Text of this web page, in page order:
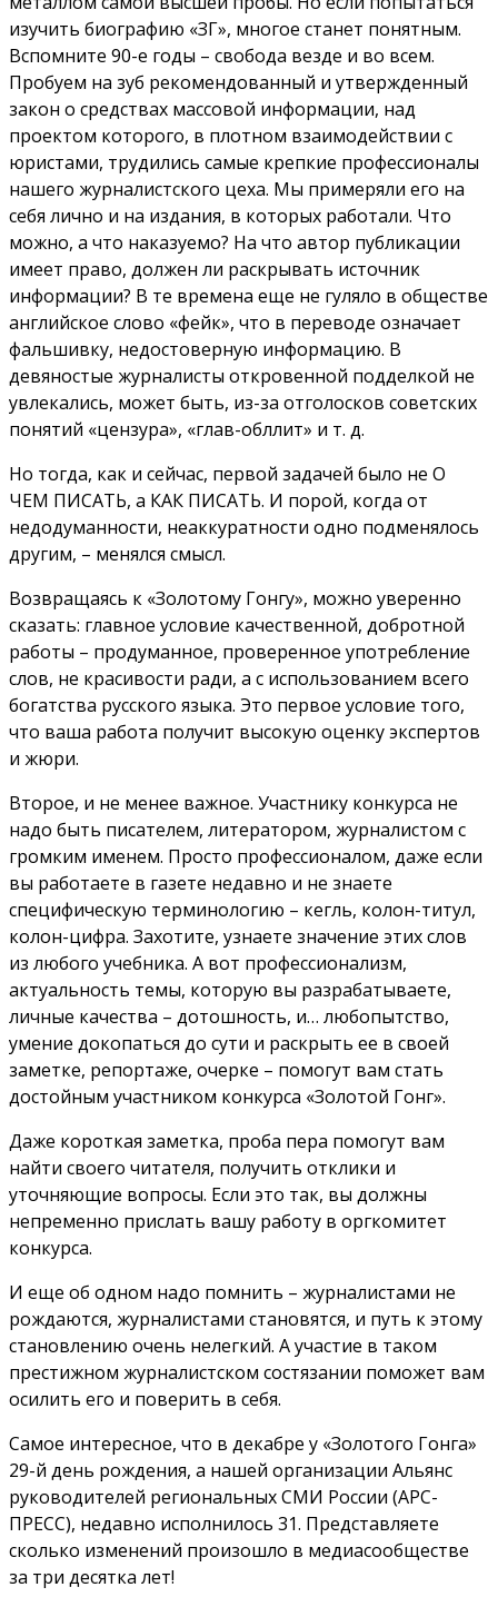
изучить биографию «ЗГ», многое станет понятным.
Вспомните 90-е годы – свобода везде и во всем.
Пробуем на зуб рекомендованный и утвержденный
закон о средствах массовой информации, над
проектом которого, в плотном взаимодействии с
юристами, трудились самые крепкие профессионалы
нашего журналистского цеха. Мы примеряли его на
себя лично и на издания, в которых работали. Что
можно, а что наказуемо? На что автор публикации
имеет право, должен ли раскрывать источник
информации? В те времена еще не гуляло в обществе
английское слово «фейк», что в переводе означает
фальшивку, недостоверную информацию. В
девяностые журналисты откровенной подделкой не
увлекались, может быть, из-за отголосков советских
понятий «цензура», «глав-обллит» и т. д.
Но тогда, как и сейчас, первой задачей было не О
ЧЕМ ПИСАТЬ, а КАК ПИСАТЬ. И порой, когда от
недодуманности, неаккуратности одно подменялось
другим, – менялся смысл.
Возвращаясь к «Золотому Гонгу», можно уверенно
сказать: главное условие качественной, добротной
работы – продуманное, проверенное употребление
слов, не красивости ради, а с использованием всего
богатства русского языка. Это первое условие того,
что ваша работа получит высокую оценку экспертов
и жюри.
Второе, и не менее важное. Участнику конкурса не
надо быть писателем, литератором, журналистом с
громким именем. Просто профессионалом, даже если
вы работаете в газете недавно и не знаете
специфическую терминологию – кегль, колон-титул,
колон-цифра. Захотите, узнаете значение этих слов
из любого учебника. А вот профессионализм,
актуальность темы, которую вы разрабатываете,
личные качества – дотошность, и… любопытство,
умение докопаться до сути и раскрыть ее в своей
заметке, репортаже, очерке – помогут вам стать
достойным участником конкурса «Золотой Гонг».
Даже короткая заметка, проба пера помогут вам
найти своего читателя, получить отклики и
уточняющие вопросы. Если это так, вы должны
непременно прислать вашу работу в оргкомитет
конкурса.
И еще об одном надо помнить – журналистами не
рождаются, журналистами становятся, и путь к этому
становлению очень нелегкий. А участие в таком
престижном журналистском состязании поможет вам
осилить его и поверить в себя.
Самое интересное, что в декабре у «Золотого Гонга»
29-й день рождения, а нашей организации Альянс
руководителей региональных СМИ России (АРС-
ПРЕСС), недавно исполнилось 31. Представляете
сколько изменений произошло в медиасообществе
за три десятка лет!